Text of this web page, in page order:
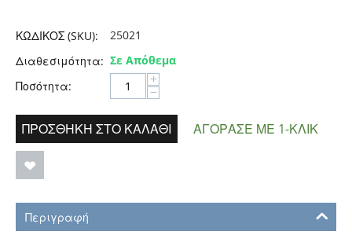
ΚΩΔΙΚΟΣ (SKU):
25021
Διαθεσιμότητα: Σε Απόθεμα
Ποσότητα:
+
−
ΠΡΟΣΘΉΚΗ ΣΤΟ ΚΑΛΆΘΙ ΑΓΌΡΑΣΕ ΜΕ 1-ΚΛΙΚ
Περιγραφή